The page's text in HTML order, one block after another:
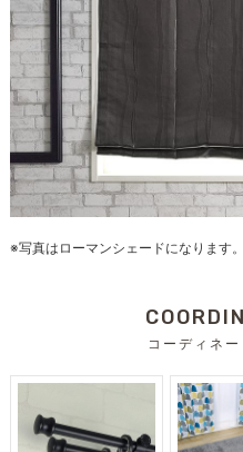
※写真はローマンシェードになります。
コーディネ